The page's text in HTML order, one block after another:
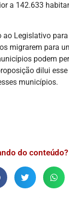
a 142.633
Legislativo
migrarem para
podem
dilui
municípios.
do